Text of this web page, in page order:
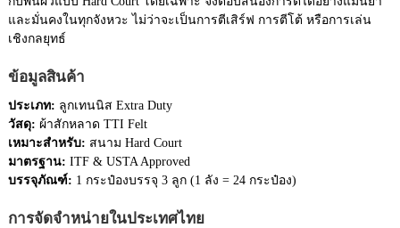
และมั่นคงในทุกจังหวะ ไม่ว่าจะเป็นการตีเสิร์ฟ การตีโต้ หรือการเล่น
เชิงกลยุทธ์
ข้อมูลสินค้า
ประเภท: ลูกเทนนิส Extra Duty
วัสดุ: ผ้าสักหลาด TTI Felt
เหมาะสำหรับ: สนาม Hard Court
มาตรฐาน: ITF & USTA Approved
บรรจุภัณฑ์: 1 กระป๋องบรรจุ 3 ลูก (1 ลัง = 24 กระป๋อง)
การจัดจำหน่ายในประเทศไทย